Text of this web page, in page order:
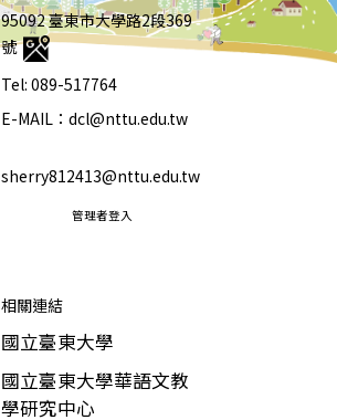
95092 臺東市大學路2段369
號
Tel: 089-517764
E-MAIL：dcl@nttu.edu.tw
sherry812413@nttu.edu.tw
管理者登入
相關連結
國立臺東大學
國立臺東大學華語文教
學研究中心